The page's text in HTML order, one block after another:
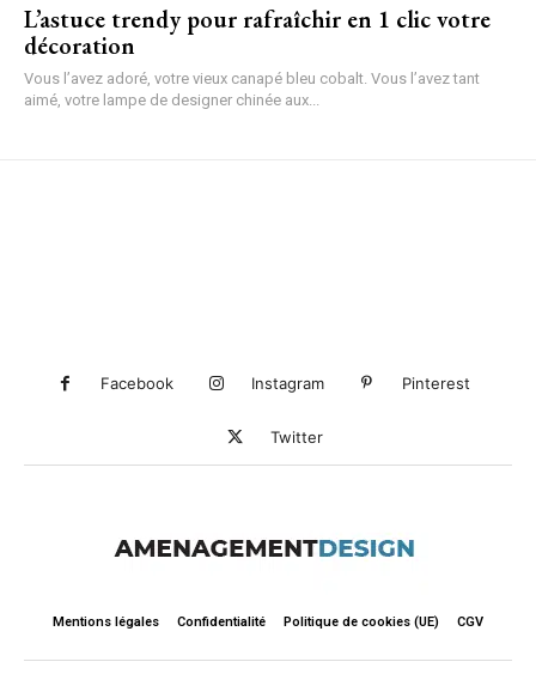
L’astuce trendy pour rafraîchir en 1 clic votre
décoration
Vous l’avez adoré, votre vieux canapé bleu cobalt. Vous l’avez tant
aimé, votre lampe de designer chinée aux...
Facebook Instagram Pinterest
Twitter
Mentions légales Confidentialité Politique de cookies (UE) CGV